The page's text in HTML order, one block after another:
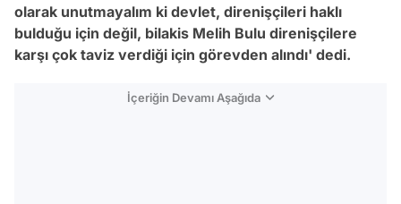
olarak unutmayalım ki devlet, direnişçileri haklı
bulduğu için değil, bilakis Melih Bulu direnişçilere
karşı çok taviz verdiği için görevden alındı' dedi.
İçeriğin Devamı Aşağıda